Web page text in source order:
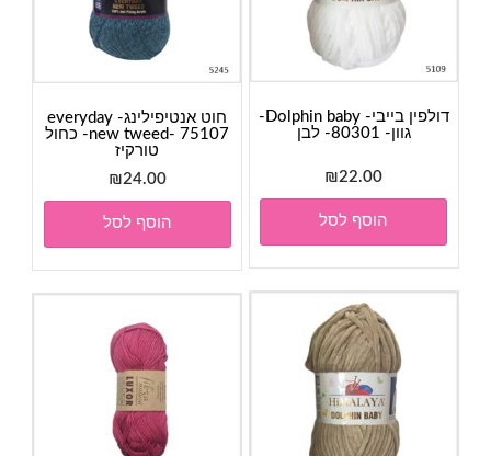
דולפין בייבי- Dolphin baby-
גוון- 80301- לבן
₪22.00
הוסף לסל
חוט אנטיפילינג- everyday
new tweed- 75107- כחול
טורקיז
₪24.00
הוסף לסל